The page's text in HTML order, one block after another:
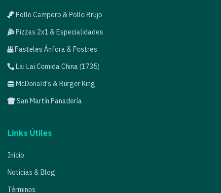
Pollo Campero & Pollo Brujo
Pizzas 2x1 & Especialidades
Pasteles Ánfora & Postres
Lai Lai Comida China (1735)
McDonald's & Burger King
San Martín Panadería
Links Útiles
Inicio
Noticias & Blog
Términos